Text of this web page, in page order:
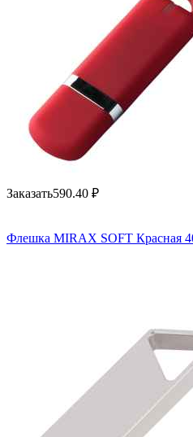
Заказать590.40 ₽
Флешка MIRAX SOFT Красная